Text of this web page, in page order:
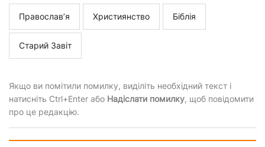
Православ’я Християнство Біблія
Старий Завіт
Якщо ви помітили помилку, виділіть необхідний текст і
натисніть Ctrl+Enter або Надіслати помилку, щоб повідомити
про це редакцію.